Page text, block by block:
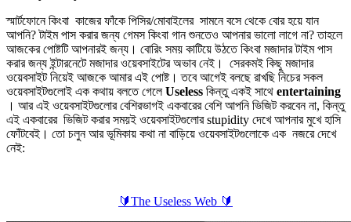
স্মার্টফোনে কিংবা কাজের ফাঁকে পিসির/মোবাইলের সামনে বসে থেকে বোর হয়ে যান
আপনি? টাইম পাস করার জন্য গেমস কিংবা গান শুনতেও আপনার ভালো লাগে না? তাহলে
আজকের পোষ্টটি আপনারই জন্য। বোরিং সময় কাটিয়ে উঠতে কিংবা মজাদার টাইম পাস
করার জন্য ইন্টারনেটে মজাদার ওয়েবসাইটের অভাব নেই। সেরকমই কিছু মজাদার
ওয়েবসাইট নিয়েই আজকে আমার এই পোষ্ট। তবে আগেই বলছে রাখছি নিচের সকল
ওয়েবসাইটগুলোই এক কথায় বলতে গেলেUseless কিন্তু একই সাথে entertaining
। আর এই ওয়েবসাইটগুলোর বেশিরভাগই একবারের বেশি আপনি ভিজিট করবেন না, কিন্তু
এই একবারের ভিজিট করার সময়ই ওয়েবসাইটগুলোর stupidity দেখে আপনার মুখে হাসি
ফোঁটবেই। তো চলুন আর ভূমিকায় কথা না বাড়িয়ে ওয়েবসাইটগুলোকে এক নজরে দেখে
নেই:
🔰The Useless Web 🔰